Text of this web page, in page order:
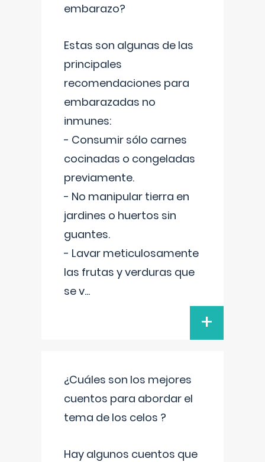
embarazo?
Estas son algunas de las
principales
recomendaciones para
embarazadas no
inmunes:
- Consumir sólo carnes
cocinadas o congeladas
previamente.
- No manipular tierra en
jardines o huertos sin
guantes.
- Lavar meticulosamente
las frutas y verduras que
se v...
+
¿Cuáles son los mejores
cuentos para abordar el
tema de los celos ?
Hay algunos cuentos que